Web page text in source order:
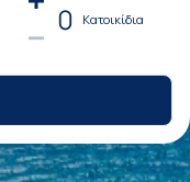
0 Κατοικίδια